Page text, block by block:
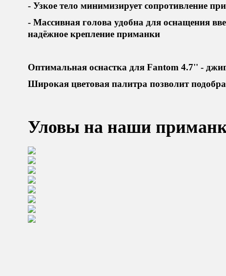
- Узкое тело минимизирует сопротивление
- Массивная голова удобна для оснащения
надёжное крепление приманки
Оптимальная оснастка для Fantom 4.7'' -
Широкая цветовая палитра позволит
Уловы на наши